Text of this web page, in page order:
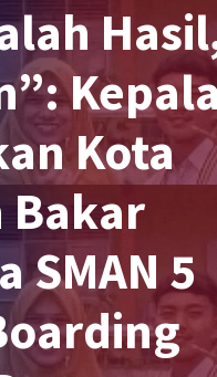
Kota
Bakar
SMAN 5